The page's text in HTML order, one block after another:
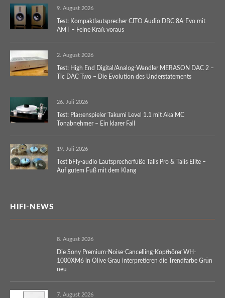
9. August 2026
Test: Kompaktlautsprecher CITO Audio DBC 8A-Evo mit
AMT – Feine Kraft voraus
2. August 2026
Test: High End Digital/Analog-Wandler MERASON DAC 2 –
Tic DAC Two – Die Evolution des Understatements
26. Juli 2026
Test: Plattenspieler Takumi Level 1.1 mit Aka MC
Tonabnehmer – Ein klarer Fall
19. Juli 2026
Test bFly-audio Lautsprecherfüße Talis Pro & Talis Elite –
Auf gutem Fuß mit dem Klang
HIFI-NEWS
8. August 2026
Die Sony Premium-Noise-Cancelling-Kopfhörer WH-
1000XM6 in Olive Grau interpretieren die Trendfarbe Grün
neu
7. August 2026